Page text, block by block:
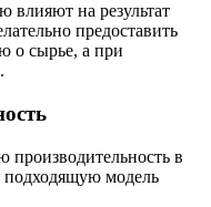
влияют на результат
предоставить
о сырье, а при
производительность в
подходящую модель